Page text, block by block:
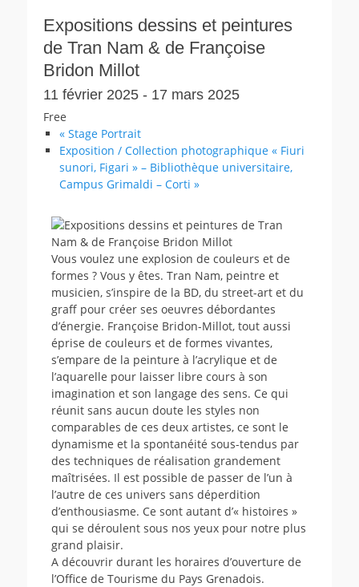
Expositions dessins et peintures
de Tran Nam & de Françoise
Bridon Millot
11 février 2025 - 17 mars 2025
Free
« Stage Portrait
Exposition / Collection photographique « Fiuri
sunori, Figari » – Bibliothèque universitaire,
Campus Grimaldi – Corti »
Vous voulez une explosion de couleurs et de
formes ? Vous y êtes. Tran Nam, peintre et
musicien, s’inspire de la BD, du street-art et du
graff pour créer ses oeuvres débordantes
d’énergie. Françoise Bridon-Millot, tout aussi
éprise de couleurs et de formes vivantes,
s’empare de la peinture à l’acrylique et de
l’aquarelle pour laisser libre cours à son
imagination et son langage des sens. Ce qui
réunit sans aucun doute les styles non
comparables de ces deux artistes, ce sont le
dynamisme et la spontanéité sous-tendus par
des techniques de réalisation grandement
maîtrisées. Il est possible de passer de l’un à
l’autre de ces univers sans déperdition
d’enthousiasme. Ce sont autant d’« histoires »
qui se déroulent sous nos yeux pour notre plus
grand plaisir.
A découvrir durant les horaires d’ouverture de
l’Office de Tourisme du Pays Grenadois.